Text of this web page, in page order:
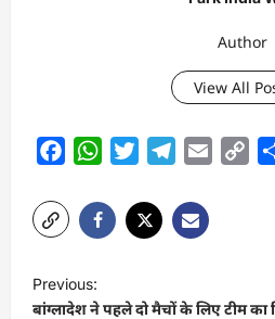
Author
View All
FacebookWhatsAppTwitterTelegram
Email
o
Previous:
बांग्लादेश ने पहले दो मैचों के लिए टीम का